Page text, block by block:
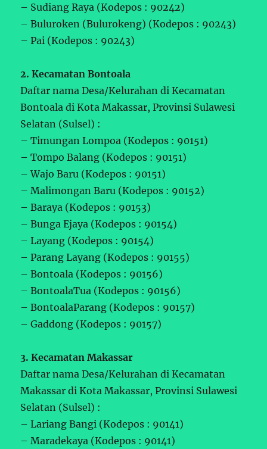
– Sudiang Raya (Kodepos : 90242)
– Buluroken (Bulurokeng) (Kodepos : 90243)
– Pai (Kodepos : 90243)
2. Kecamatan Bontoala
Daftar nama Desa/Kelurahan di Kecamatan
Bontoala di Kota Makassar, Provinsi Sulawesi
Selatan (Sulsel) :
– Timungan Lompoa (Kodepos : 90151)
– Tompo Balang (Kodepos : 90151)
– Wajo Baru (Kodepos : 90151)
– Malimongan Baru (Kodepos : 90152)
– Baraya (Kodepos : 90153)
– Bunga Ejaya (Kodepos : 90154)
– Layang (Kodepos : 90154)
– Parang Layang (Kodepos : 90155)
– Bontoala (Kodepos : 90156)
– BontoalaTua (Kodepos : 90156)
– BontoalaParang (Kodepos : 90157)
– Gaddong (Kodepos : 90157)
3. Kecamatan Makassar
Daftar nama Desa/Kelurahan di Kecamatan
Makassar di Kota Makassar, Provinsi Sulawesi
Selatan (Sulsel) :
– Lariang Bangi (Kodepos : 90141)
– Maradekaya (Kodepos : 90141)